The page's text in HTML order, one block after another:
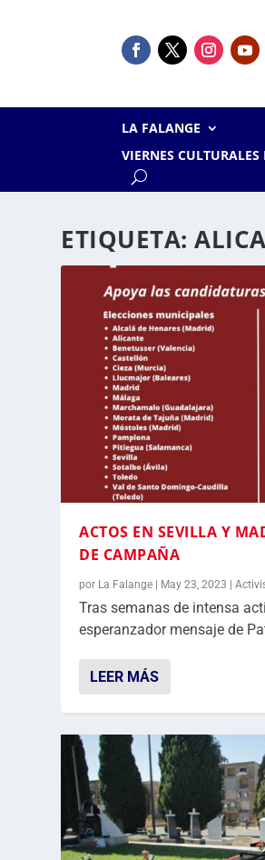
LA FALANGE
VIERNES
ETIQUETA:
ACTOS EN SEVILLA Y
DE CAMPAÑA
por La Falange May 23, 2023 |
Tras semanas de intensa
esperanzador mensaje de
LEER MÁS